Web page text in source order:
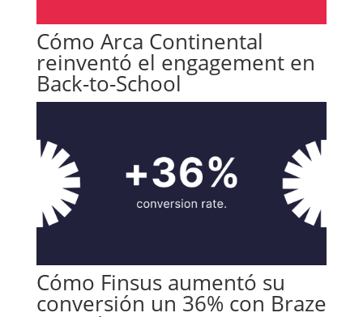
Cómo Arca Continental
reinventó el engagement en
Back-to-School
Cómo Finsus aumentó su
conversión un 36% con Braze